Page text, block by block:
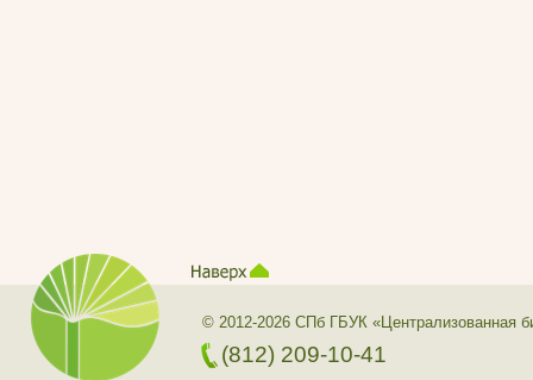
© 2012-2026 СПб ГБУК «Централизованная
(812) 209-10-41